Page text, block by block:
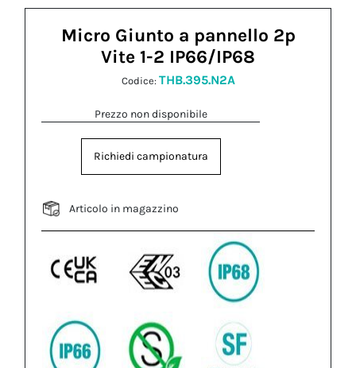
Micro Giunto a pannello 2p
Vite 1-2 IP66/IP68
Codice: THB.395.N2A
Prezzo non disponibile
Richiedi campionatura
Articolo in magazzino